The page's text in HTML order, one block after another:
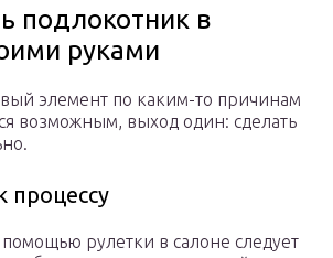
подлокотник в
руками
элемент по каким-то причинам
возможным, выход один: сделать
процессу
рулетки в салоне следует